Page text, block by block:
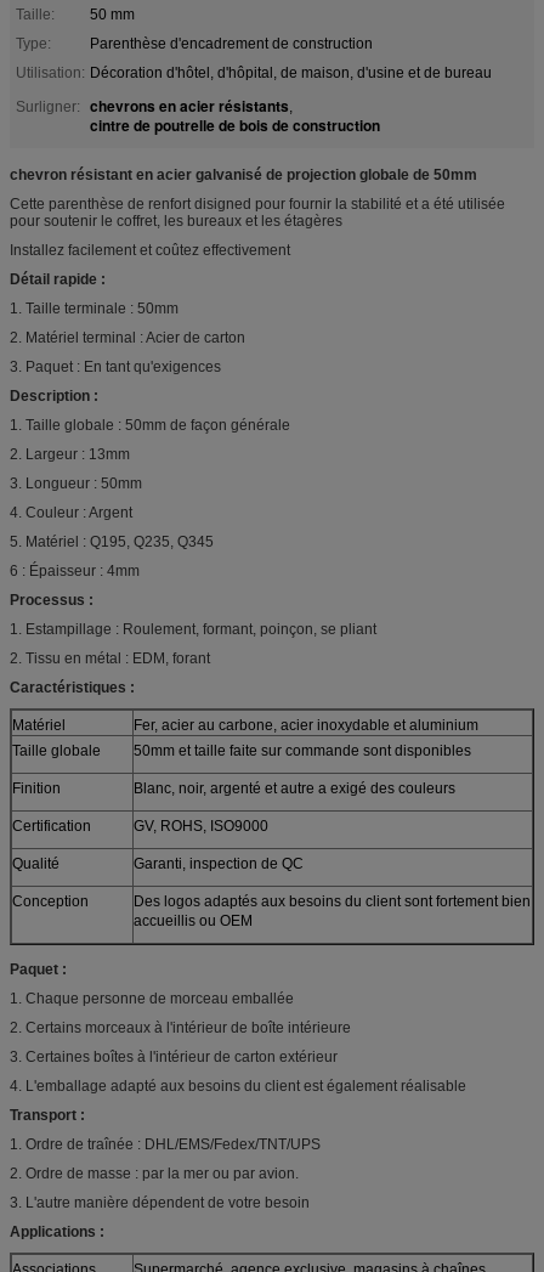
Taille:
50 mm
Type:
Parenthèse d'encadrement de construction
Utilisation: Décoration d'hôtel, d'hôpital, de maison, d'usine et de bureau
Surligner:
chevrons en acier résistants,
cintre de poutrelle de bois de construction
chevron résistant en acier galvanisé de projection globale de 50mm
Cette parenthèse de renfort disigned pour fournir la stabilité et a été utilisée
pour soutenir le coffret, les bureaux et les étagères
Installez facilement et coûtez effectivement
Détail rapide :
1. Taille terminale : 50mm
2. Matériel terminal : Acier de carton
3. Paquet : En tant qu'exigences
Description :
1. Taille globale : 50mm de façon générale
2. Largeur : 13mm
3. Longueur : 50mm
4. Couleur : Argent
5. Matériel : Q195, Q235, Q345
6 : Épaisseur : 4mm
Processus :
1. Estampillage : Roulement, formant, poinçon, se pliant
2. Tissu en métal : EDM, forant
Caractéristiques :
Matériel
Fer, acier au carbone, acier inoxydable et aluminium
Taille globale
50mm et taille faite sur commande sont disponibles
Finition Blanc, noir, argenté et autre a exigé des couleurs
Certification GV, ROHS, ISO9000
Qualité Garanti, inspection de QC
Conception
Des logos adaptés aux besoins du client sont fortement bien
accueillis ou OEM
Paquet :
1. Chaque personne de morceau emballée
2. Certains morceaux à l'intérieur de boîte intérieure
3. Certaines boîtes à l'intérieur de carton extérieur
4. L'emballage adapté aux besoins du client est également réalisable
Transport :
1. Ordre de traînée : DHL/EMS/Fedex/TNT/UPS
2. Ordre de masse : par la mer ou par avion.
3. L'autre manière dépendent de votre besoin
Applications :